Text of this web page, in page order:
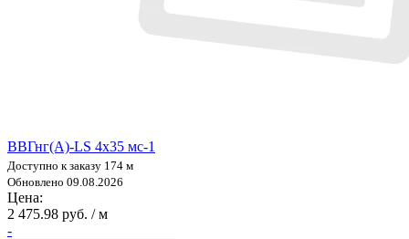
ВВГнг(А)-LS 4х35 мс-1
Доступно к заказу 174 м
Обновлено 09.08.2026
Цена:
2 475.98 руб. / м
-